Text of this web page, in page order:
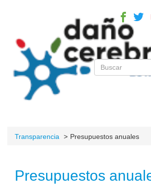
Transparencia Presupuestos anuales
Presupuestos